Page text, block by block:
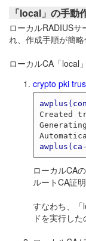
「local」の手動
ローカルRADIUS
れ、作成手順が簡略
ローカルCA「local
crypto pki
Created
ローカルCA
ルートCA証
すなわち、「
ドを実行し